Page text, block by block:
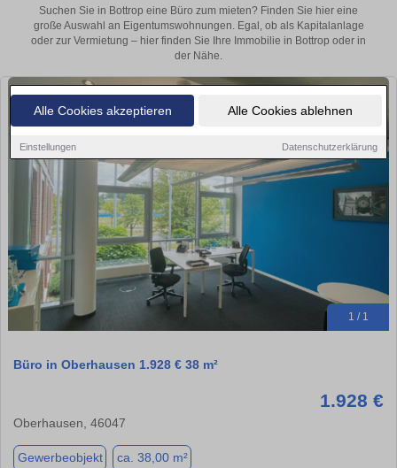
Alle Cookies akzeptieren Alle Cookies ablehnen
Einstellungen Datenschutzerklärung
Suchen Sie in Bottrop eine Büro zum mieten? Finden Sie hier eine
große Auswahl an Eigentumswohnungen. Egal, ob als Kapitalanlage
oder zur Vermietung – hier finden Sie Ihre Immobilie in Bottrop oder in
der Nähe.
1 / 1
Büro in Oberhausen 1.928 € 38 m²
1.928 €
Oberhausen, 46047
Gewerbeobjekt ca. 38,00 m²